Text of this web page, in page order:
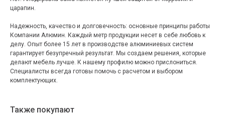
царапин.
Надежность, качество и долговечность: основные принципы работы
Компании Алюмин. Каждый метр продукции несет в себе любовь к
делу. Опыт более 15 лет в производстве алюминиевых систем
гарантирует безупречный результат. Мы создаем решения, которые
делают мебель лучше. К нашему профилю можно прислониться.
Специалисты всегда готовы помочь с расчетом и выбором
комплектующих.
Также покупают